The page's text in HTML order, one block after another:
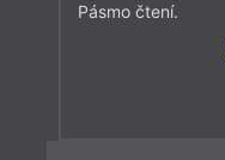
Pásmo čtení.